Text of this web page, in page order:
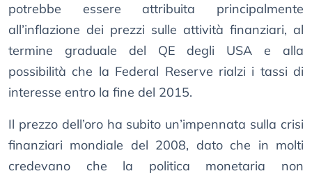
potrebbe essere attribuita principalmente
all’inflazione dei prezzi sulle attività finanziari, al
termine graduale del QE degli USA e alla
possibilità che la Federal Reserve rialzi i tassi di
interesse entro la fine del 2015.
Il prezzo dell’oro ha subito un’impennata sulla crisi
finanziari mondiale del 2008, dato che in molti
credevano che la politica monetaria non